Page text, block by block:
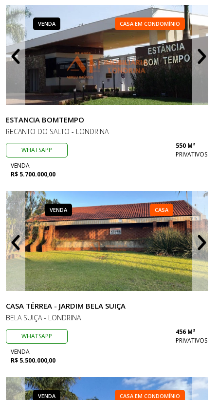
VENDA CASA EM CONDOMÍNIO
ESTANCIA BOMTEMPO
RECANTO DO SALTO - LONDRINA
WHATSAPP
550 M²
PRIVATIVOS
VENDA
R$ 5.700.000,00
VENDA CASA
CASA TÉRREA - JARDIM BELA SUIÇA
BELA SUIÇA - LONDRINA
WHATSAPP
456 M²
PRIVATIVOS
VENDA
R$ 5.500.000,00
VENDA CASA EM CONDOMÍNIO